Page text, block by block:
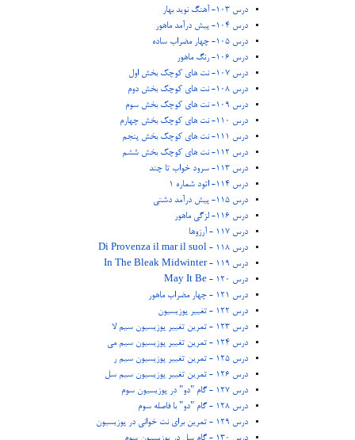
درس 103- آهنگ نوید بهار
درس 104- پیش درآمد ماهور
درس 105- چهار مضراب ساده
درس 106- رنگ ماهور
درس 107- نت های کوچک بخش اول
درس 108- نت های کوچک بخش دوم
درس 109- نت های کوچک بخش سوم
درس 110- نت های کوچک بخش چهارم
درس 111- نت های کوچک بخش پنجم
درس 112- نت های کوچک بخش ششم
درس 113- سرود خواب تا چند
درس 114- اتود شماره 1
درس 115- پیش درآمد دشتی
درس 116- لزگی ماهور
درس 117 - آرزوها
درس 118 - Di Provenza il mar il suol
درس 119 - In The Bleak Midwinter
درس 120 - May It Be
درس 121 - چهار مضراب ماهور
درس 122 - تغییر پوزیسیون
درس 123 - تمرین تغییر پوزیسیون سیم لا
درس 124 - تمرین تغییر پوزیسیون سیم می
درس 125 - تمرین تغییر پوزیسیون سیم ر
درس 126 - تمرین تغییر پوزیسیون سیم سل
درس 127 - گام "دو" در پوزیسیون سوم
درس 128 - گام "دو" با فاصله سوم
درس 129 - تمرین برای نت خوانی در پوزیسیون